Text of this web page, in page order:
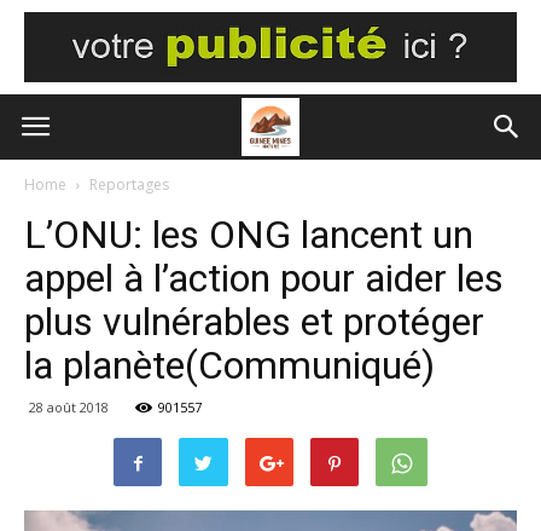
Home Reportages
L’ONU: les ONG lancent un
appel à l’action pour aider les
plus vulnérables et protéger
la planète(Communiqué)
28 août 2018 901557